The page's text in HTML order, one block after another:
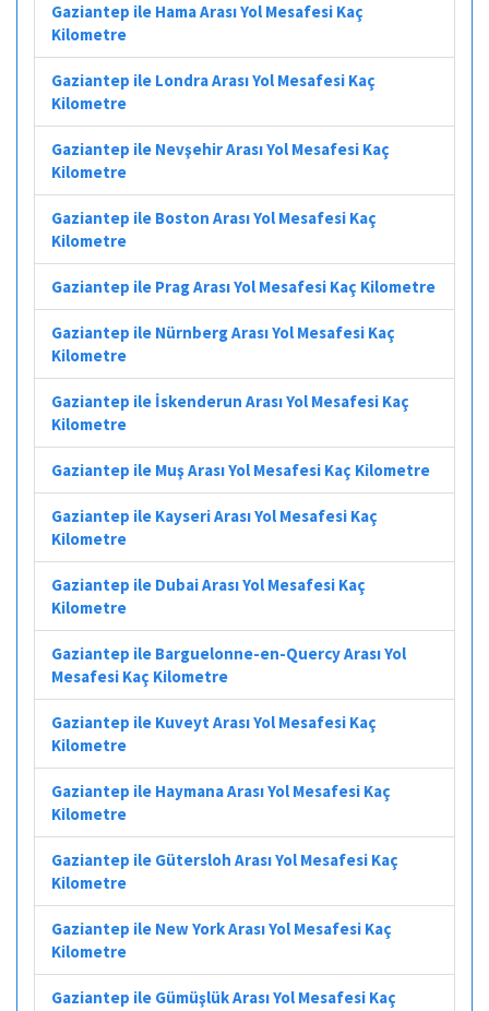
Gaziantep ile Hama Arası Yol Mesafesi Kaç
Kilometre
Gaziantep ile Londra Arası Yol Mesafesi Kaç
Kilometre
Gaziantep ile Nevşehir Arası Yol Mesafesi Kaç
Kilometre
Gaziantep ile Boston Arası Yol Mesafesi Kaç
Kilometre
Gaziantep ile Prag Arası Yol Mesafesi Kaç Kilometre
Gaziantep ile Nürnberg Arası Yol Mesafesi Kaç
Kilometre
Gaziantep ile İskenderun Arası Yol Mesafesi Kaç
Kilometre
Gaziantep ile Muş Arası Yol Mesafesi Kaç Kilometre
Gaziantep ile Kayseri Arası Yol Mesafesi Kaç
Kilometre
Gaziantep ile Dubai Arası Yol Mesafesi Kaç
Kilometre
Gaziantep ile Barguelonne-en-Quercy Arası Yol
Mesafesi Kaç Kilometre
Gaziantep ile Kuveyt Arası Yol Mesafesi Kaç
Kilometre
Gaziantep ile Haymana Arası Yol Mesafesi Kaç
Kilometre
Gaziantep ile Gütersloh Arası Yol Mesafesi Kaç
Kilometre
Gaziantep ile New York Arası Yol Mesafesi Kaç
Kilometre
Gaziantep ile Gümüşlük Arası Yol Mesafesi Kaç